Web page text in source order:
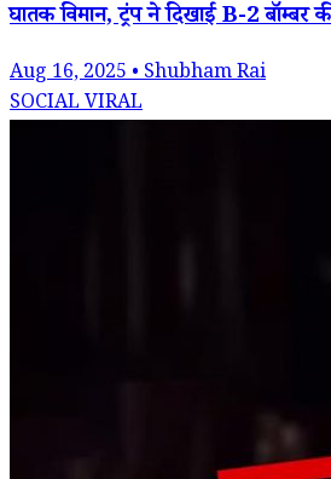
घातक विमान, ट्रंप ने दिखाई B-2 बॉम्बर
Aug 16, 2025 • Shubham Rai
SOCIAL VIRAL